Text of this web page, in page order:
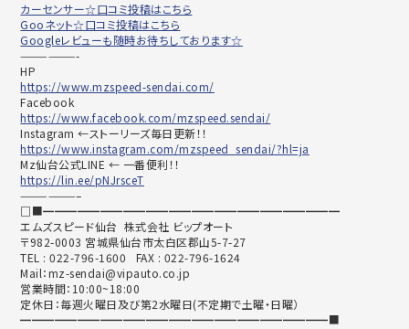
カーセンサー☆口コミ投稿はこちら
Gooネット☆口コミ投稿はこちら
Googleレビューも随時お待ちしております☆
——————-
HP
https://www.mzspeed-sendai.com/
Facebook
https://www.facebook.com/mzspeed.sendai/
Instagram ←ストーリーズ毎日更新！！
https://www.instagram.com/mzspeed_sendai/?hl=ja
Mz仙台公式LINE ← 一番便利！！
https://lin.ee/pNJrsceT
——————–
□■━━━━━━━━━━━━━━━━━━━━━━━━━━
エムズスピード仙台 株式会社 ビップオート
〒982-0003 宮城県仙台市太白区郡山5-7-27
TEL : 022-796-1600 FAX : 022-796-1624
Mail：mz-sendai@vipauto.co.jp
営業時間：10:00~18:00
定休日：毎週火曜日及び第2水曜日(不定期で土曜・日曜）
━━━━━━━━━━━━━━━━━━━━━━━━━━━■